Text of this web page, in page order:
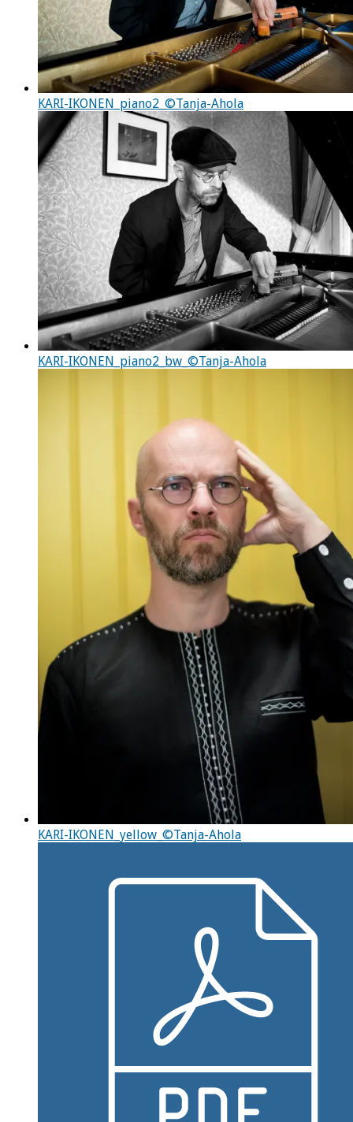
KARI-IKONEN_piano2_©Tanja-Ahola
KARI-IKONEN_piano2_bw_©Tanja-Ahola
KARI-IKONEN_yellow_©Tanja-Ahola